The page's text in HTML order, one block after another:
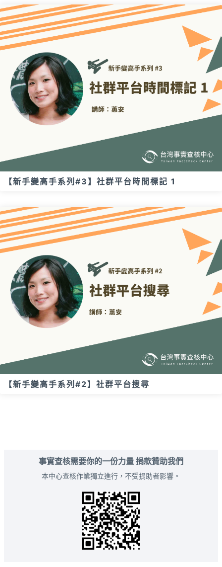
【新手變高手系列#3】社群平台時間標記 1
【新手變高手系列#2】社群平台搜尋
事實查核需要你的一份力量 捐款贊助我們
本中心查核作業獨立進行，不受捐助者影響。